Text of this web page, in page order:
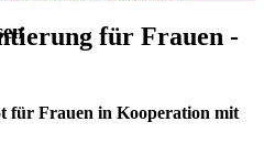
für Frauen -
für Frauen in Kooperation mit